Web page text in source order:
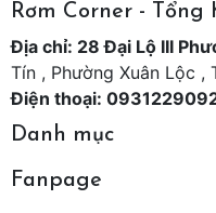
Rơm Corner - Tổng
Địa chỉ: 28 Đại Lộ III
Tín , Phường Xuân Lộc ,
Điện thoại:
Danh mục
Fanpage